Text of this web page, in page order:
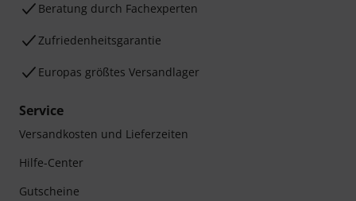
Beratung durch Fachexperten
Zufriedenheitsgarantie
Europas größtes Versandlager
Service
Versandkosten und Lieferzeiten
Hilfe-Center
Gutscheine